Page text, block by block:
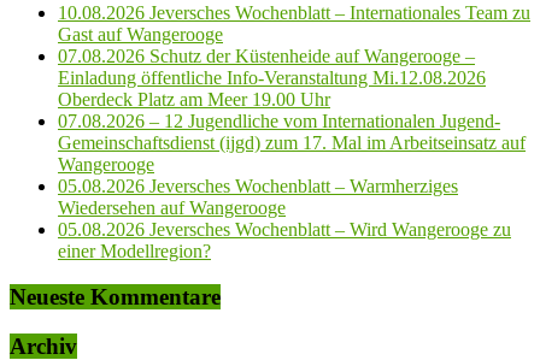
10.08.2026 Jeversches Wochenblatt – Internationales Team zu
Gast auf Wangerooge
07.08.2026 Schutz der Küstenheide auf Wangerooge –
Einladung öffentliche Info-Veranstaltung Mi.12.08.2026
Oberdeck Platz am Meer 19.00 Uhr
07.08.2026 – 12 Jugendliche vom Internationalen Jugend-
Gemeinschaftsdienst (ijgd) zum 17. Mal im Arbeitseinsatz auf
Wangerooge
05.08.2026 Jeversches Wochenblatt – Warmherziges
Wiedersehen auf Wangerooge
05.08.2026 Jeversches Wochenblatt – Wird Wangerooge zu
einer Modellregion?
Neueste Kommentare
Archiv